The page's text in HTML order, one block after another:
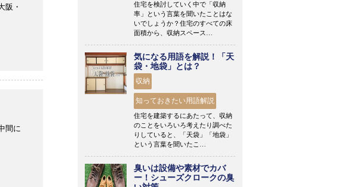
阪・
間に
住宅を検討していく中で「収納
率」という言葉を聞いたことはな
いでしょうか？住宅のすべての床
面積から、収納スペース…
気になる用語を解説！「天
袋・地袋」とは？
収納
知っておきたい用語解説
住宅を建築するにあたって、収納
のことをいろいろ考えたり調べた
りしていると、「天袋」「地袋」
という言葉を聞いたこ…
臭いは設備や素材でカバ
ー！シューズクロークの臭